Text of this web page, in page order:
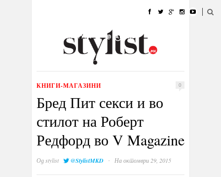
УБАВИНА
КУЛТУРА @РАБОТА
ИЗЛОГ
КНИГИ-МАГАЗИНИ 0
Бред Пит секси и во
стилот на Роберт
Редфорд во V Magazine
Одstylist @StylistMKD · На октомври 29, 2015